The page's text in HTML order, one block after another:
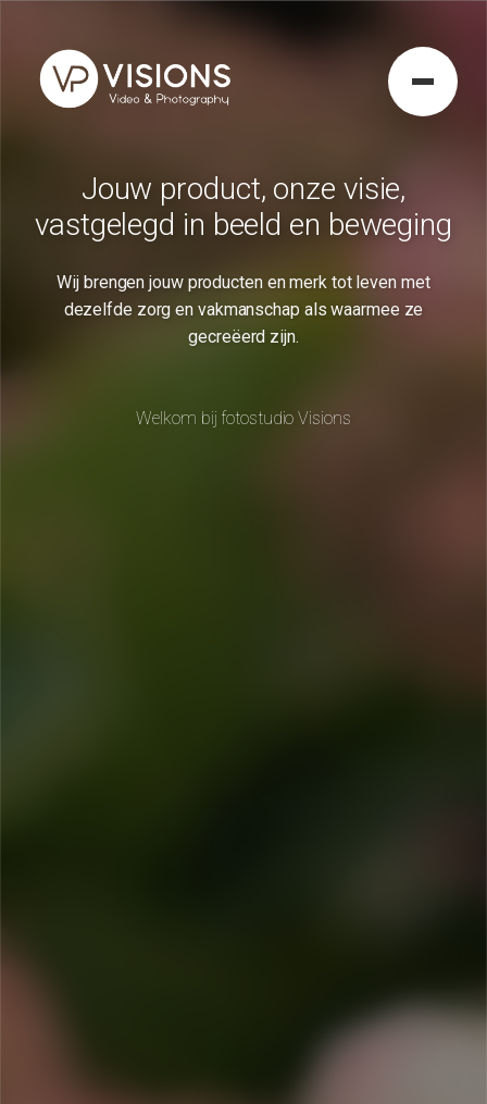
Jouw product, onze visie,
vastgelegd in beeld en beweging
Wij brengen jouw producten en merk tot leven met
dezelfde zorg en vakmanschap als waarmee ze
gecreëerd zijn.
Welkom bij fotostudio Visions